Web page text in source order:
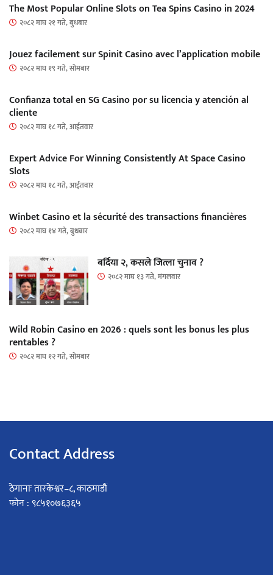
The Most Popular Online Slots on Tea Spins Casino in 2024
२०८२ माघ २१ गते, बुधबार
Jouez facilement sur Spinit Casino avec l’application mobile
२०८२ माघ १९ गते, सोमबार
Confianza total en SG Casino por su licencia y atención al
cliente
२०८२ माघ १८ गते, आईतवार
Expert Advice For Winning Consistently At Space Casino
Slots
२०८२ माघ १८ गते, आईतवार
Winbet Casino et la sécurité des transactions financières
२०८२ माघ १४ गते, बुधबार
बर्दिया २, कसले जित्ला चुनाव ?
२०८२ माघ १३ गते, मंगलवार
Wild Robin Casino en 2026 : quels sont les bonus les plus
rentables ?
२०८२ माघ १२ गते, सोमबार
Contact Address
ठेगानाः तारकेश्वर–८, काठमाडौं
फोन : ९८५१०७६३६५